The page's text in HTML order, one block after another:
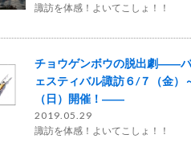
諏訪を体感！よいてこしょ！！
チョウゲンボウの脱出劇――
ェスティバル諏訪６/７（金）
（日）開催！――
2019.05.29
諏訪を体感！よいてこしょ！！